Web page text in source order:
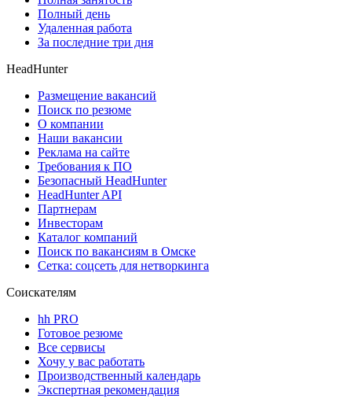
Полный день
Удаленная работа
За последние три дня
HeadHunter
Размещение вакансий
Поиск по резюме
О компании
Наши вакансии
Реклама на сайте
Требования к ПО
Безопасный HeadHunter
HeadHunter API
Партнерам
Инвесторам
Каталог компаний
Поиск по вакансиям в Омске
Сетка: соцсеть для нетворкинга
Соискателям
hh PRO
Готовое резюме
Все сервисы
Хочу у вас работать
Производственный календарь
Экспертная рекомендация